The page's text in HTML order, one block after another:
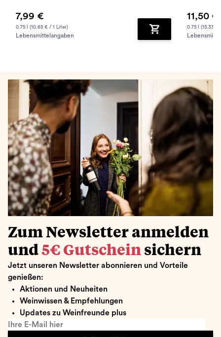
7,99 €
0.75 l (10.65 € / 1 Liter)
Lebensmittelangaben Zum Warenkorb
11,50 €
0.75 l (15.33 €
Zum Newsletter anmelden
und 5€ Gutschein sichern
Jetzt unseren Newsletter abonnieren und Vorteile
genießen:
Aktionen und Neuheiten
Weinwissen & Empfehlungen
Updates zu Weinfreunde plus
Ihre E-Mail hier